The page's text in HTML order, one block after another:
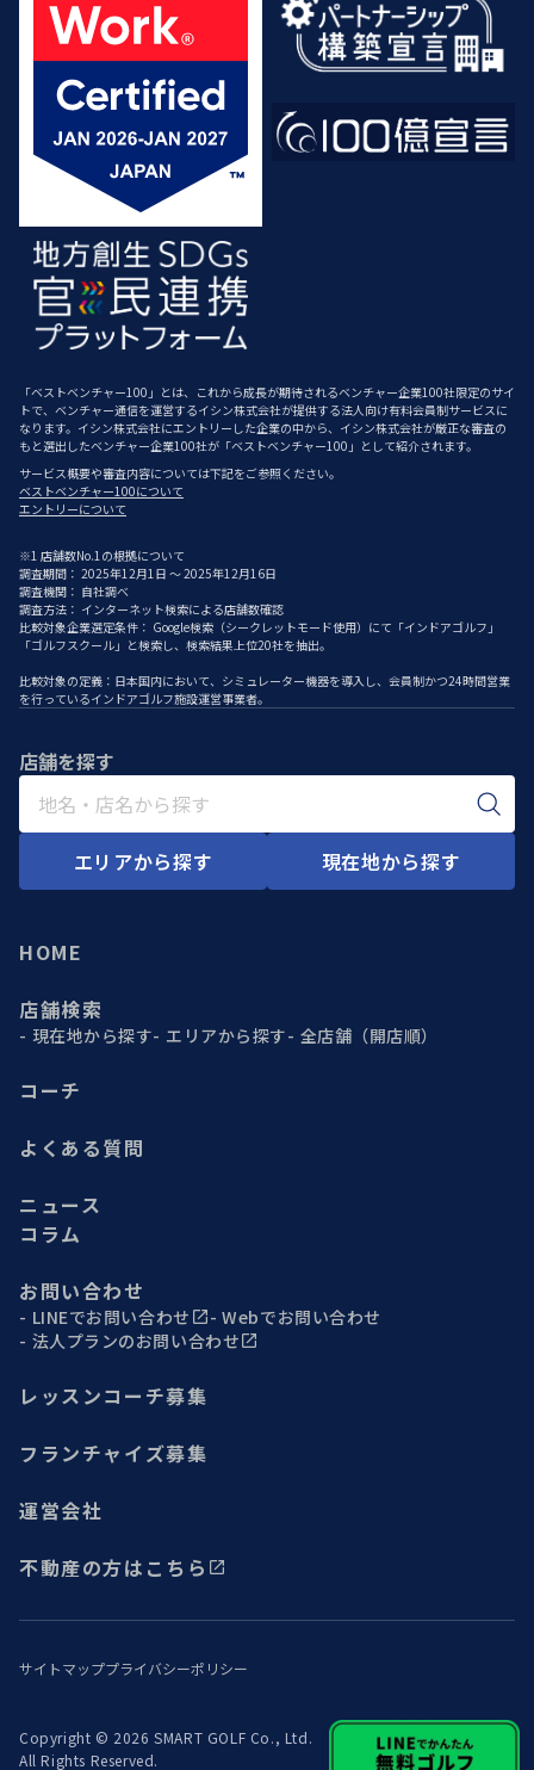
「ベストベンチャー100」とは、これから成長が期待されるベンチャー企業100社限定のサイ
トで、ベンチャー通信を運営するイシン株式会社が提供する法人向け有料会員制サービスに
なります。イシン株式会社にエントリーした企業の中から、イシン株式会社が厳正な審査の
もと選出したベンチャー企業100社が「ベストベンチャー100」として紹介されます。
サービス概要や審査内容については下記をご参照ください。
ベストベンチャー100について
エントリーについて
※1 店舗数No.1の根拠について
調査期間： 2025年12月1日 ～ 2025年12月16日
調査機関： 自社調べ
調査方法： インターネット検索による店舗数確認
比較対象企業選定条件： Google検索（シークレットモード使用）にて「インドアゴルフ」
「ゴルフスクール」と検索し、検索結果上位20社を抽出。
比較対象の定義：日本国内において、シミュレーター機器を導入し、会員制かつ24時間営業
を行っているインドアゴルフ施設運営事業者。
店舗を探す
エリアから探す 現在地から探す
HOME
店舗検索
現在地から探す エリアから探す 全店舗（開店順）
コーチ
よくある質問
ニュース
コラム
お問い合わせ
LINEでお問い合わせ
Webでお問い合わせ
法人プランのお問い合わせ
レッスンコーチ募集
フランチャイズ募集
運営会社
不動産の方はこちら
サイトマッププライバシーポリシー
Copyright © 2026 SMART GOLF Co., Ltd.
All Rights Reserved.